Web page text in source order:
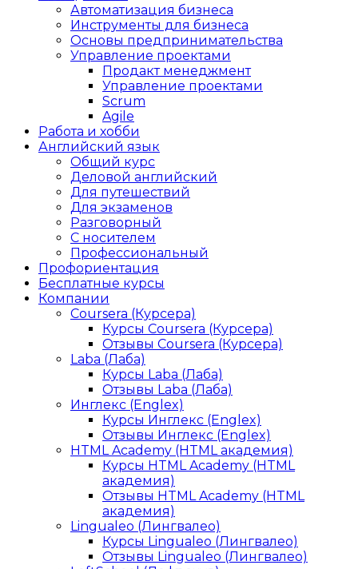
Автоматизация бизнеса
Инструменты для бизнеса
Основы предпринимательства
Управление проектами
Продакт менеджмент
Управление проектами
Scrum
Agile
Работа и хобби
Английский язык
Общий курс
Деловой английский
Для путешествий
Для экзаменов
Разговорный
С носителем
Профессиональный
Профориентация
Бесплатные курсы
Компании
Coursera (Курсера)
Курсы Coursera (Курсера)
Отзывы Coursera (Курсера)
Laba (Лаба)
Курсы Laba (Лаба)
Отзывы Laba (Лаба)
Инглекс (Englex)
Курсы Инглекс (Englex)
Отзывы Инглекс (Englex)
HTML Academy (HTML академия)
Курсы HTML Academy (HTML
академия)
Отзывы HTML Academy (HTML
академия)
Lingualeo (Лингвалео)
Курсы Lingualeo (Лингвалео)
Отзывы Lingualeo (Лингвалео)